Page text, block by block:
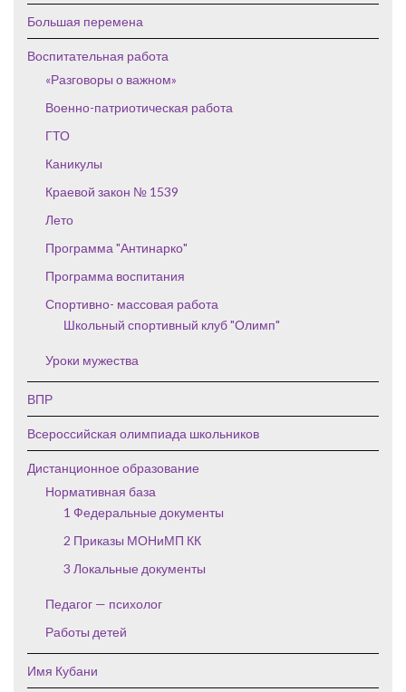
Большая перемена
Воспитательная работа
«Разговоры о важном»
Военно-патриотическая работа
ГТО
Каникулы
Краевой закон № 1539
Лето
Программа "Антинарко"
Программа воспитания
Спортивно- массовая работа
Школьный спортивный клуб "Олимп"
Уроки мужества
ВПР
Всероссийская олимпиада школьников
Дистанционное образование
Нормативная база
1 Федеральные документы
2 Приказы МОНиМП КК
3 Локальные документы
Педагог — психолог
Работы детей
Имя Кубани